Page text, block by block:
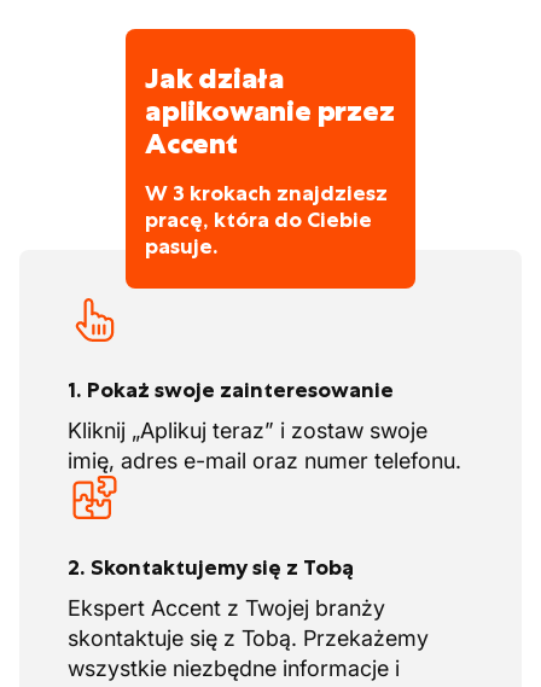
Jak działa
aplikowanie przez
Accent
W 3 krokach znajdziesz
pracę, która do Ciebie
pasuje.
1. Pokaż swoje zainteresowanie
Kliknij „Aplikuj teraz” i zostaw swoje
imię, adres e-mail oraz numer telefonu.
2. Skontaktujemy się z Tobą
Ekspert Accent z Twojej branży
skontaktuje się z Tobą. Przekażemy
wszystkie niezbędne informacje i